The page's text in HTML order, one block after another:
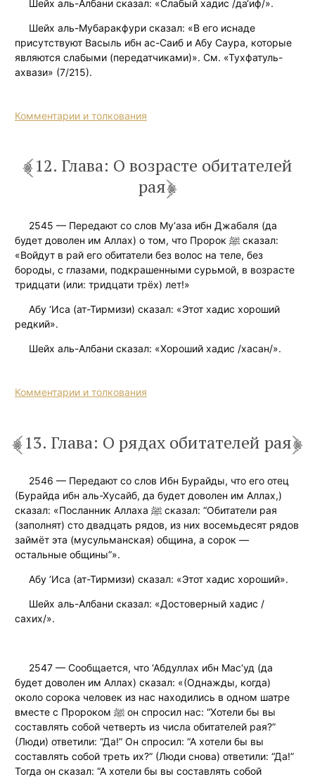
Шейх аль-Албани сказал: «Слабый хадис /да‘иф/».
Шейх аль-Мубаракфури сказал: «В его иснаде
присутствуют Васыль ибн ас-Саиб и Абу Саура, которые
являются слабыми (передатчиками)». См. «Тухфатуль-
ахвази» (7/215).
Комментарии и толкования
12. Глава: О возрасте обитателей
рая
2545 — Передают со слов Му‘аза ибн Джабаля (да
будет доволен им Аллах) о том, что Пророк ﷺ сказал:
«Войдут в рай его обитатели без волос на теле, без
бороды, с глазами, подкрашенными сурьмой, в возрасте
тридцати (или: тридцати трёх) лет!»
Абу ‘Иса (ат-Тирмизи) сказал: «Этот хадис хороший
редкий».
Шейх аль-Албани сказал: «Хороший хадис /хасан/».
Комментарии и толкования
13. Глава: О рядах обитателей рая
2546 — Передают со слов Ибн Бурайды, что его отец
(Бурайда ибн аль-Хусайб, да будет доволен им Аллах,)
сказал: «Посланник Аллаха ﷺ сказал: “Обитатели рая
(заполнят) сто двадцать рядов, из них восемьдесят рядов
займёт эта (мусульманская) община, а сорок —
остальные общины”».
Абу ‘Иса (ат-Тирмизи) сказал: «Этот хадис хороший».
Шейх аль-Албани сказал: «Достоверный хадис /
сахих/».
2547 — Сообщается, что ‘Абдуллах ибн Мас‘уд (да
будет доволен им Аллах) сказал: «(Однажды, когда)
около сорока человек из нас находились в одном шатре
вместе с Пророком ﷺ он спросил нас: “Хотели бы вы
составлять собой четверть из числа обитателей рая?”
(Люди) ответили: “Да!” Он спросил: “А хотели бы вы
составлять собой треть их?” (Люди снова) ответили: “Да!”
Тогда он сказал: “А хотели бы вы составлять собой